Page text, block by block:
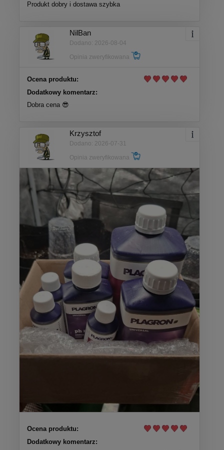
Produkt dobry i dostawa szybka
NilBan
Dodano: 2026-08-04
Opinia zweryfikowana
Ocena produktu:
Dodatkowy komentarz:
Dobra cena 😎
Krzysztof
Dodano: 2026-07-31
Opinia zweryfikowana
Ocena produktu:
Dodatkowy komentarz: